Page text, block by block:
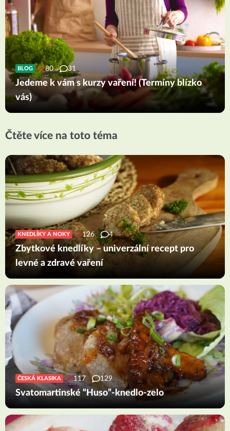
BLOG 80 31
Jedeme k vám s kurzy vaření! (Termíny blízko
vás)
Čtěte více na toto téma
KNEDLÍKY A NOKY 126 4
Zbytkové knedlíky – univerzální recept pro
levné a zdravé vaření
ČESKÁ KLASIKA 117 129
Svatomartinské “Huso”-knedlo-zelo